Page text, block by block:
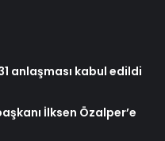
anlaşması kabul edildi
İlksen Özalper’e